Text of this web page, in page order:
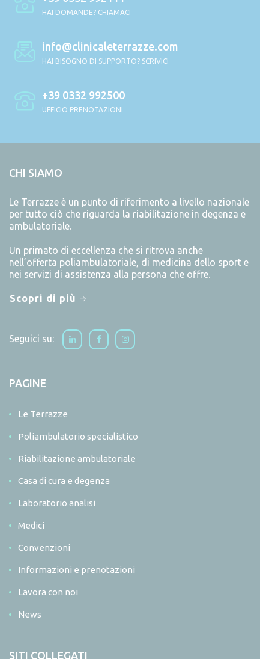
HAI DOMANDE? CHIAMACI
info@clinicaleterrazze.com
HAI BISOGNO DI SUPPORTO? SCRIVICI
+39 0332 992500
UFFICIO PRENOTAZIONI
CHI SIAMO
Le Terrazze è un punto di riferimento a livello nazionale
per tutto ciò che riguarda la riabilitazione in degenza e
ambulatoriale.
Un primato di eccellenza che si ritrova anche
nell’offerta poliambulatoriale, di medicina dello sport e
nei servizi di assistenza alla persona che offre.
Scopri di più
Seguici su:
PAGINE
Le Terrazze
Poliambulatorio specialistico
Riabilitazione ambulatoriale
Casa di cura e degenza
Laboratorio analisi
Medici
Convenzioni
Informazioni e prenotazioni
Lavora con noi
News
SITI COLLEGATI